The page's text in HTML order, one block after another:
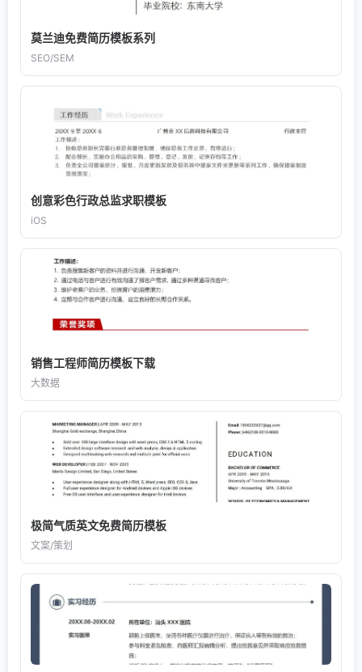
莫兰迪免费简历模板系列
SEO/SEM
创意彩色行政总监求职模板
iOS
销售工程师简历模板下载
大数据
极简气质英文免费简历模板
文案/策划